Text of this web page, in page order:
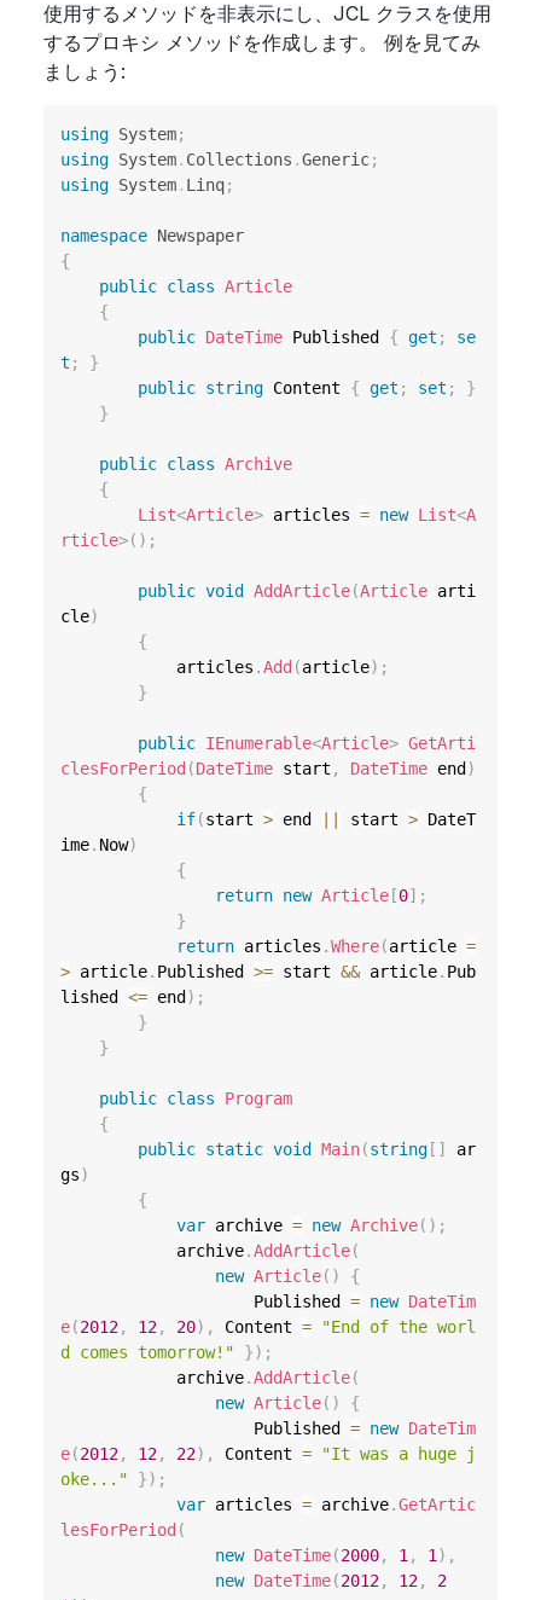
使用するメソッドを非表示にし、JCL クラスを使用
するプロキシ メソッドを作成します。 例を見てみ
ましょう:
using System;
using System. Collections .Generic;
using System. Linq;
namespace Newspaper
{
public class Article
{
public DateTime Published { get ;
se
t ;
}
public string Content { get ; set ;
}
}
public class Archive
{
List<Article> articles = new List<A
rticle>( ) ;
public void AddArticle(Article arti
cle)
{
            articles
.Add (article) ;
}
public IEnumerable<Article> GetArti
clesForPeriod (DateTime start , DateTime end )
{
if(start > end start > DateT
ime. Now)
{
return new Article [0] ;
}
return articles .Where(article =
> article. Published >= start && article. Pub
lished <= end ) ;
}
}
public class
Program
{
public static void Main(string [ ]
ar
gs)
{
var archive = new Archive( ) ;
            archive
.AddArticle(
new Article( )
{
                    Published
= new DateTim
e(2012, 12, 20) , Content =
"End of the worl
d comes tomorrow!"
}) ;
            archive
.AddArticle(
new Article( )
{
                    Published
= new DateTim
e(2012, 12, 22) , Content =
"It was a huge j
oke..."
}) ;
var articles = archive.GetArtic
lesForPeriod (
new DateTime(2000, 1 , 1 ) ,
new DateTime(2012, 12,
2